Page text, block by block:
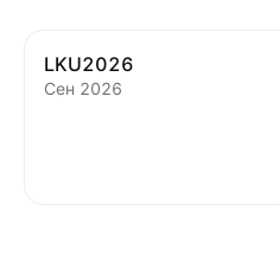
LKU2026
Сен 2026